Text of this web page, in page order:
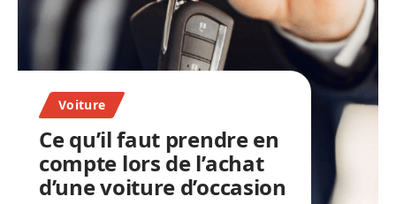
Voiture
Ce qu’il faut prendre en
compte lors de l’achat
d’une voiture d’occasion